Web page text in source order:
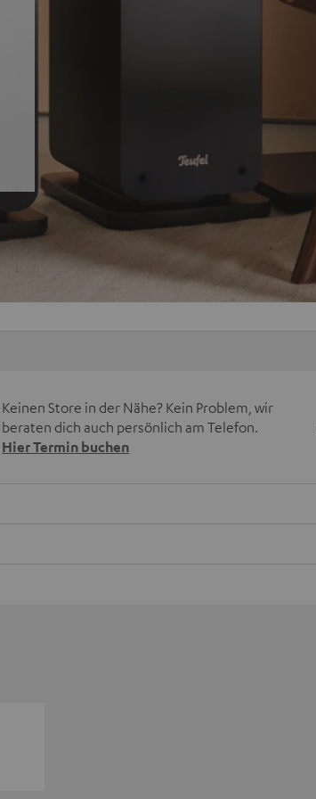
Keinen Store in der Nähe? Kein Problem, wir
beraten dich auch persönlich am Telefon.
Hier Termin buchen